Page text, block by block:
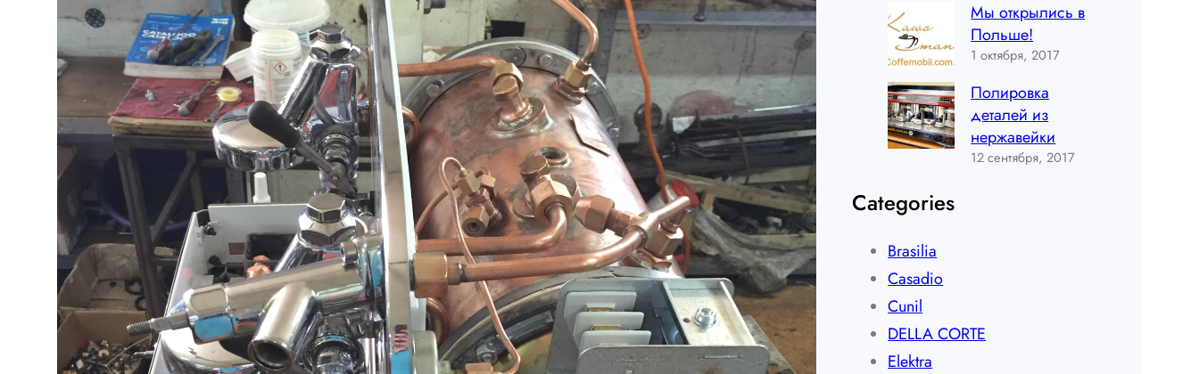
Мы открылись в
Польше!
1 октября, 2017
Полировка
деталей из
нержавейки
12 сентября, 2017
Categories
Brasilia
Casadio
Cunil
DELLA CORTE
Elektra